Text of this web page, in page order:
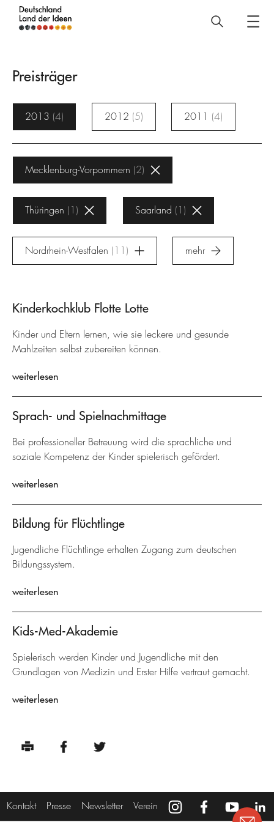
Land
Ideen
Preisträger
Preisträger
2013 4 2012 5 2011 4
Mecklenburg-Vorpommern 2
Thüringen 1 Saarland 1
Nordrhein-Westfalen 11 mehr
Kinderkochklub Flotte Lotte
Kinder und Eltern lernen, wie sie leckere und gesunde
Mahlzeiten selbst zubereiten können.
weiterlesen
Sprach- und Spielnachmittage
Bei professioneller Betreuung wird die sprachliche und
soziale Kompetenz der Kinder spielerisch gefördert.
weiterlesen
Bildung für Flüchtlinge
Jugendliche Flüchtlinge erhalten Zugang zum deutschen
Bildungssystem.
weiterlesen
Kids-Med-Akademie
Spielerisch werden Kinder und Jugendliche mit den
Grundlagen von Medizin und Erster Hilfe vertraut gemacht.
weiterlesen
Kontakt Presse Newsletter Verein